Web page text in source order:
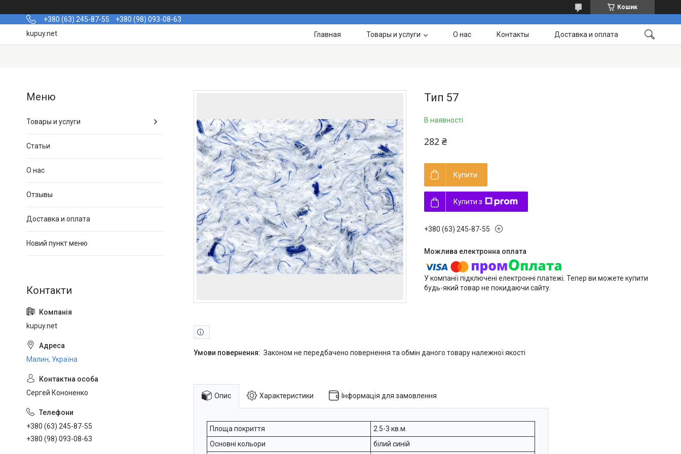
Кошик
+380 (63) 245-87-55
+380 (98) 093-08-63
kupuy.net
Главная Товары и услуги О нас Контакты Доставка и оплата
Тип 57
В наявності
282 ₴
Купити
Купити з
+380 (63) 245-87-55
У компанії підключені електронні платежі. Тепер ви можете купити
будь-який товар не покидаючи сайту.
Законом не передбачено повернення та обмін даного товару належної якості
Опис Характеристики Інформація для замовлення
Площа покриття
2.5-3 кв.м.
Основні кольори
білий синій
Товары и услуги
Статьи
О нас
Отзывы
Доставка и оплата
Новий пункт меню
kupuy.net
Малин, Україна
Сергей Кононенко
+380 (63) 245-87-55
+380 (98) 093-08-63